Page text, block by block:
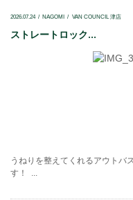
2026.07.24 NAGOMI VAN COUNCIL 津店
ストレートロック...
うねりを整えてくれるアウトバ
す！ ...